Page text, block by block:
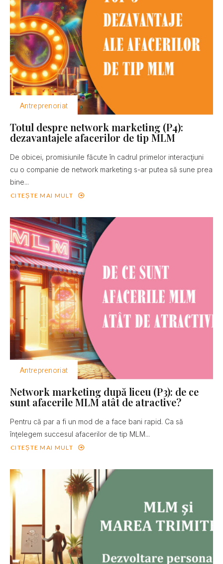
Antreprenoriat
Totul despre network marketing (P4):
dezavantajele afacerilor de tip MLM
De obicei, promisiunile făcute în cadrul primelor interacţiuni
cu o companie de network marketing s-ar putea să sune prea
bine...
CITEȘTE MAI MULT
Antreprenoriat
Network marketing după liceu (P3): de ce
sunt afacerile MLM atât de atractive?
Pentru că par a fi un mod de a face bani rapid. Ca să
înţelegem succesul afacerilor de tip MLM...
CITEȘTE MAI MULT